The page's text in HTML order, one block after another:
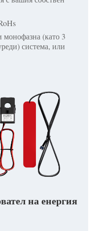
монофазна (като 3
система, или
на енергия